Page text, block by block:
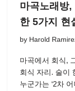
마곡노래방,
한 5가지 현
by Harold
마곡에서 회식,
회식 자리. 술이
누군가는 ‘2차